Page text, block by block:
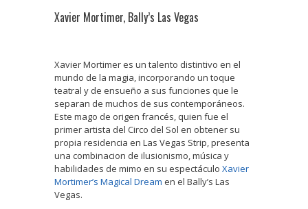
Xavier Mortimer, Bally’s Las Vegas
Xavier Mortimer es un talento distintivo en el
mundo de la magia, incorporando un toque
teatral y de ensueño a sus funciones que le
separan de muchos de sus contemporáneos.
Este mago de origen francés, quien fue el
primer artista del Circo del Sol en obtener su
propia residencia en Las Vegas Strip, presenta
una combinacion de ilusionismo, música y
habilidades de mimo en su espectáculo Xavier
Mortimer’s Magical Dream en el Bally’s Las
Vegas.